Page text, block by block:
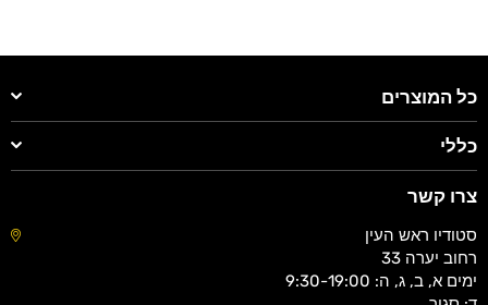
כל המוצרים
כללי
צרו קשר
סטודיו ראש העין
רחוב יערה 33
ימים א, ב, ג, ה: 9:30-19:00